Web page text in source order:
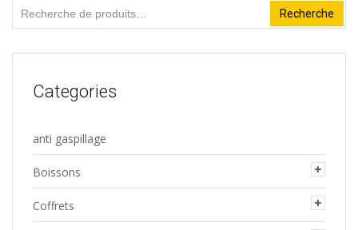
Recherche
pour :
Recherche
Categories
anti gaspillage
Boissons
Coffrets